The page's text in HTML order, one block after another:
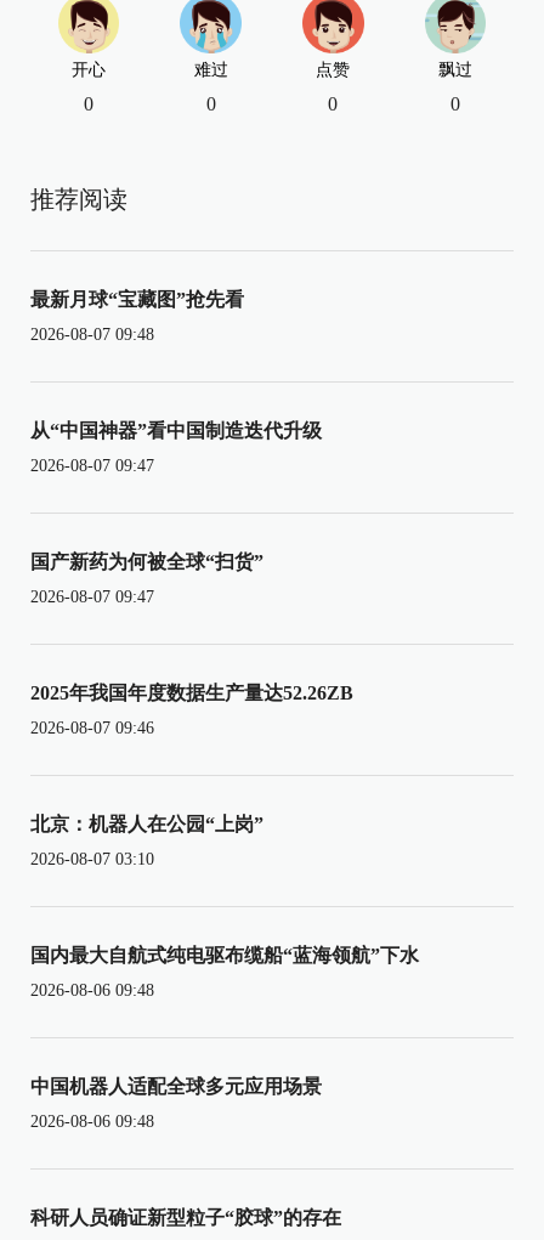
开心
0
难过
0
点赞
0
飘过
0
推荐阅读
最新月球“宝藏图”抢先看
2026-08-07 09:48
从“中国神器”看中国制造迭代升级
2026-08-07 09:47
国产新药为何被全球“扫货”
2026-08-07 09:47
2025年我国年度数据生产量达52.26ZB
2026-08-07 09:46
北京：机器人在公园“上岗”
2026-08-07 03:10
国内最大自航式纯电驱布缆船“蓝海领航”下水
2026-08-06 09:48
中国机器人适配全球多元应用场景
2026-08-06 09:48
科研人员确证新型粒子“胶球”的存在